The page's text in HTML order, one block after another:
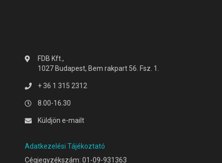
FDB Kft.,
1027 Budapest, Bem rakpart 56. Fsz. 1.
+ 36 1 315 2312
8.00-16.30
Küldjön e-mailt
Adatkezelési Tájékoztató
Cégjegyzékszám: 01-09-931363